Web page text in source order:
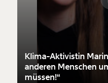
Klima-Aktivistin
anderen Menschen
müssen!“